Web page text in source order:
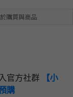
購買與商品
官方社群
【小
購